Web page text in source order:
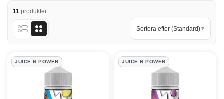
11 produkter
Sortera efter (Standard)▼
Juice N Power Products
JUICE N POWER JUICE N POWER